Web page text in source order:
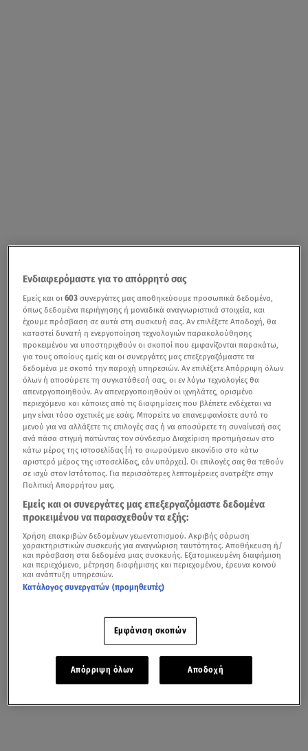
Ενδιαφερόμαστε για το απόρρητό σας
Εμείς και οι603 συνεργάτες μας αποθηκεύουμε προσωπικά δεδομένα,
όπως δεδομένα περιήγησης ή μοναδικά αναγνωριστικά στοιχεία, και
έχουμε πρόσβαση σε αυτά στη συσκευή σας. Αν επιλέξετε Αποδοχή, θα
καταστεί δυνατή η ενεργοποίηση τεχνολογιών παρακολούθησης
προκειμένου να υποστηριχθούν οι σκοποί που εμφανίζονται παρακάτω,
για τους οποίους εμείς και οι συνεργάτες μας επεξεργαζόμαστε τα
δεδομένα με σκοπό την παροχή υπηρεσιών. Αν επιλέξετε Απόρριψη όλων
όλων ή αποσύρετε τη συγκατάθεσή σας, οι εν λόγω τεχνολογίες θα
απενεργοποιηθούν. Αν απενεργοποιηθούν οι ιχνηλάτες, ορισμένο
περιεχόμενο και κάποιες από τις διαφημίσεις που βλέπετε ενδέχεται να
μην είναι τόσο σχετικές με εσάς. Μπορείτε να επανεμφανίσετε αυτό το
μενού για να αλλάξετε τις επιλογές σας ή να αποσύρετε τη συναίνεσή σας
ανά πάσα στιγμή πατώντας τον σύνδεσμο Διαχείριση προτιμήσεων στο
κάτω μέρος της ιστοσελίδας [ή το αιωρούμενο εικονίδιο στο κάτω
αριστερό μέρος της ιστοσελίδας, εάν υπάρχει]. Οι επιλογές σας θα τεθούν
σε ισχύ στον Ιστότοπος. Για περισσότερες λεπτομέρειες ανατρέξτε στην
Πολιτική Απορρήτου μας.
Εμείς και οι συνεργάτες μας επεξεργαζόμαστε δεδομένα
προκειμένου να παρασχεθούν τα εξής:
Χρήση επακριβών δεδομένων γεωεντοπισμού. Ακριβής σάρωση
χαρακτηριστικών συσκευής για αναγνώριση ταυτότητας. Αποθήκευση ή/
και πρόσβαση στα δεδομένα μιας συσκευής. Εξατομικευμένη διαφήμιση
και περιεχόμενο, μέτρηση διαφήμισης και περιεχομένου, έρευνα κοινού
και ανάπτυξη υπηρεσιών.
Κατάλογος συνεργατών (προμηθευτές)
Εμφάνιση σκοπών
Απόρριψη όλων Αποδοχή